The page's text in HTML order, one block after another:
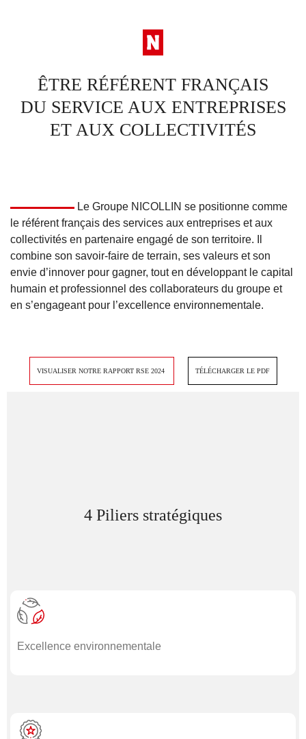
ÊTRE RÉFÉRENT FRANÇAIS
DU SERVICE AUX ENTREPRISES
ET AUX COLLECTIVITÉS
Le Groupe NICOLLIN se positionne comme
le référent français des services aux entreprises et aux
collectivités en partenaire engagé de son territoire. Il
combine son savoir-faire de terrain, ses valeurs et son
envie d’innover pour gagner, tout en développant le capital
humain et professionnel des collaborateurs du groupe et
en s’engageant pour l’excellence environnementale.
VISUALISER NOTRE RAPPORT RSE 2024 TÉLÉCHARGER LE PDF
4 Piliers stratégiques
Excellence environnementale